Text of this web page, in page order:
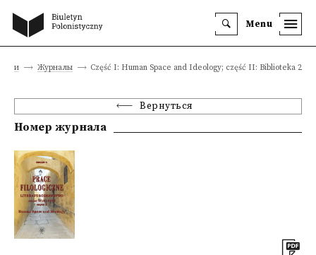
Menu
Журналы Część I: Human Space and Ideology; część II: Biblioteka 2
Вернуться
Номер журнала